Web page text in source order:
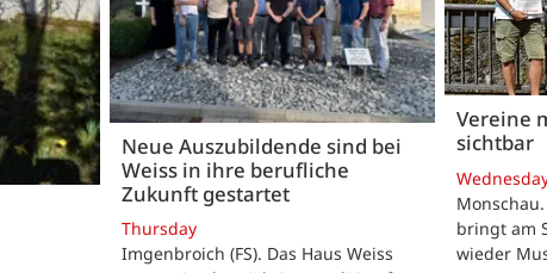
Neue Auszubildende sind bei
Weiss in ihre berufliche
Zukunft gestartet
Thursday
Imgenbroich (FS). Das Haus Weiss
Vereine
sichtbar
bringt am
wieder